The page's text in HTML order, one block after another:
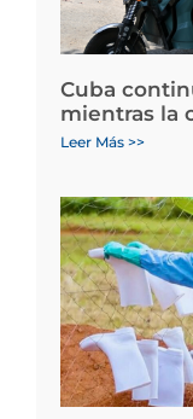
Cuba
mientras la
Leer Más >>